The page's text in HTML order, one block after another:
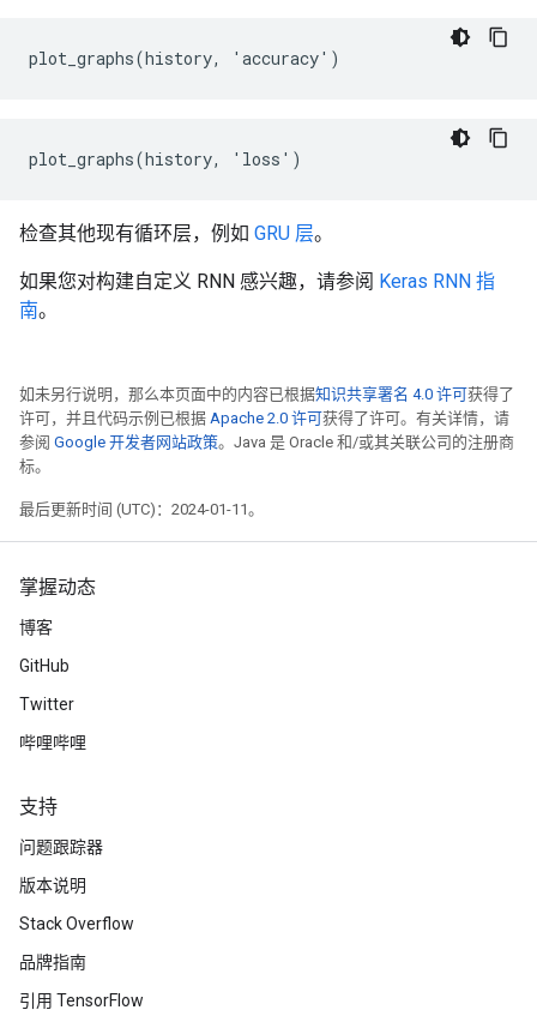
检查其他现有循环层，例如 GRU 层。
如果您对构建自定义 RNN 感兴趣，请参阅 Keras RNN 指
南。
如未另行说明，那么本页面中的内容已根据知识共享署名 4.0 许可获得了
许可，并且代码示例已根据 Apache 2.0 许可获得了许可。有关详情，请
参阅 Google 开发者网站政策。Java 是 Oracle 和/或其关联公司的注册商
标。
最后更新时间 (UTC)：2024-01-11。
掌握动态
博客
GitHub
Twitter
哔哩哔哩
支持
问题跟踪器
版本说明
Stack Overflow
品牌指南
引用 TensorFlow